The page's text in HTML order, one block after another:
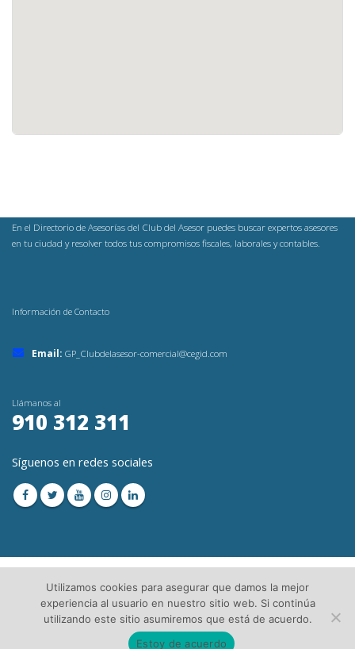
En el Directorio de Asesorías del Club del Asesor puedes buscar expertos asesores
en tu ciudad y resolver todos tus compromisos fiscales, laborales y contables.
Información de Contacto
Email: GP_Clubdelasesor-comercial@cegid.com
Llámanos al
910 312 311
Síguenos en redes sociales
© Copyright 2023. Todos los Derechos Reservados│Aviso Legal │Directorio de
Utilizamos cookies para asegurar que damos la mejor
experiencia al usuario en nuestro sitio web. Si continúa
utilizando este sitio asumiremos que está de acuerdo.
Estoy de acuerdo